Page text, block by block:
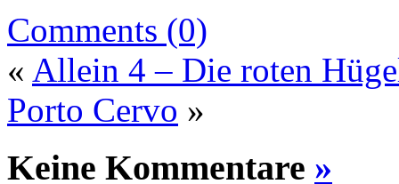
Comments (0)
« Allein 4 – Die roten
Porto Cervo »
Keine Kommentare »